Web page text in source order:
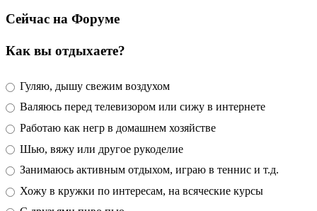
Сейчас на Форуме
Как вы отдыхаете?
Гуляю, дышу свежим воздухом
Валяюсь перед телевизором или сижу в интернете
Работаю как негр в домашнем хозяйстве
Шью, вяжу или другое рукоделие
Занимаюсь активным отдыхом, играю в теннис и т.д.
Хожу в кружки по интересам, на всяческие курсы